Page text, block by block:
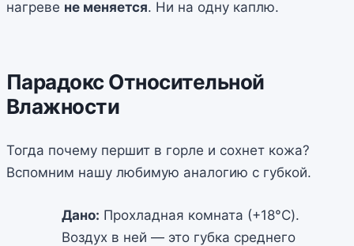
нагреве не меняется. Ни на одну каплю.
Парадокс Относительной
Влажности
Тогда почему першит в горле и сохнет кожа?
Вспомним нашу любимую аналогию с губкой.
Дано: Прохладная комната (+18°C).
Воздух в ней — это губка среднего